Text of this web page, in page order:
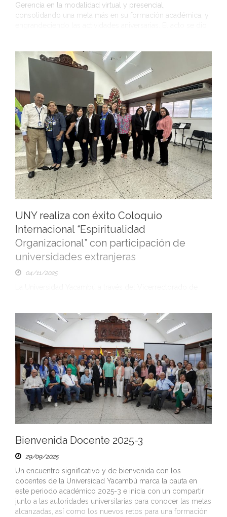
Gerencia en la modalidad virtual y presencial,
consolidando una meta más en su formación académica, y
UNY realiza con éxito Coloquio
Internacional “Espiritualidad
Organizacional” con participación de
universidades extranjeras
04/11/2025
Gerencia Sostenible en el Horizonte del ODS 4”, con la
participación de destacadas universidades extranjeras y la
asistencia de la comunidad universitaria. El encuentro contó
con las intervenciones a través de la plataforma Zoom de
[…]
Bienvenida Docente 2025-3
29/09/2025
Un encuentro significativo y de bienvenida con los
docentes de la Universidad Yacambú marca la pauta en
este periodo académico 2025-3 e inicia con un compartir
junto a las autoridades universitarias para conocer las metas
alcanzadas, así como los nuevos retos para una formación